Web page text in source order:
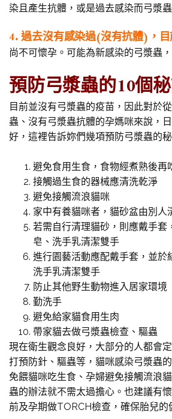
染且產生抗體，或是過去感染而弓漿
4. 過去沒有感染過(沒有抗體)，
尚不可懷孕。可能為新感染的弓漿蟲
預防弓漿蟲的10個
目前並沒有弓漿蟲的疫苗，因此對於
蟲、沒有弓漿蟲抗體的孕媽咪來說，
好，這裡告訴妳們幾項預防弓漿蟲的秘
避免食用生食，食物經煮熟後再
接觸過生食的器械應清洗乾淨
避免接觸流浪貓咪
家中有養貓咪者，貓砂盆由別人
若需自行清理貓砂，則應戴手套
皂、洗手乳清潔雙手
進行園藝活動應配戴手套，並於
洗手乳清潔雙手
防止其他野生動物進入居家環境
勤洗手
避免給家貓食用生肉
帶家貓去做弓漿蟲檢查、驅蟲
現在衛生觀念良好，大部分的人都會
打預防針、驅蟲等，貓咪感染弓漿蟲
免餵貓咪吃生食、孕婦避免接觸流浪
蟲的辦法就不需太過擔心。也建議有
前及孕期做TORCH檢查，確保胎兒的